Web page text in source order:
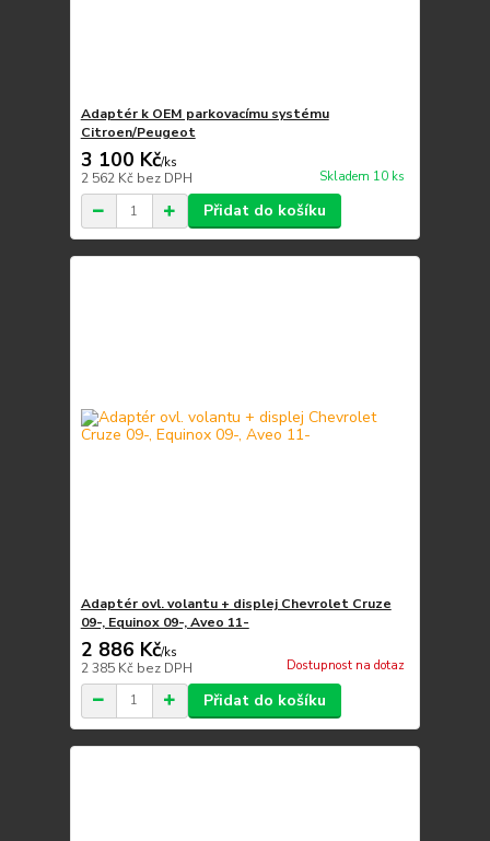
Adaptér k OEM parkovacímu systému
Citroen/Peugeot
3 100 Kč/ks
2 562 Kč bez DPH Skladem 10 ks
Přidat do košíku
Adaptér ovl. volantu + displej Chevrolet Cruze
09-, Equinox 09-, Aveo 11-
2 886 Kč/ks
2 385 Kč bez DPH Dostupnost na dotaz
Přidat do košíku